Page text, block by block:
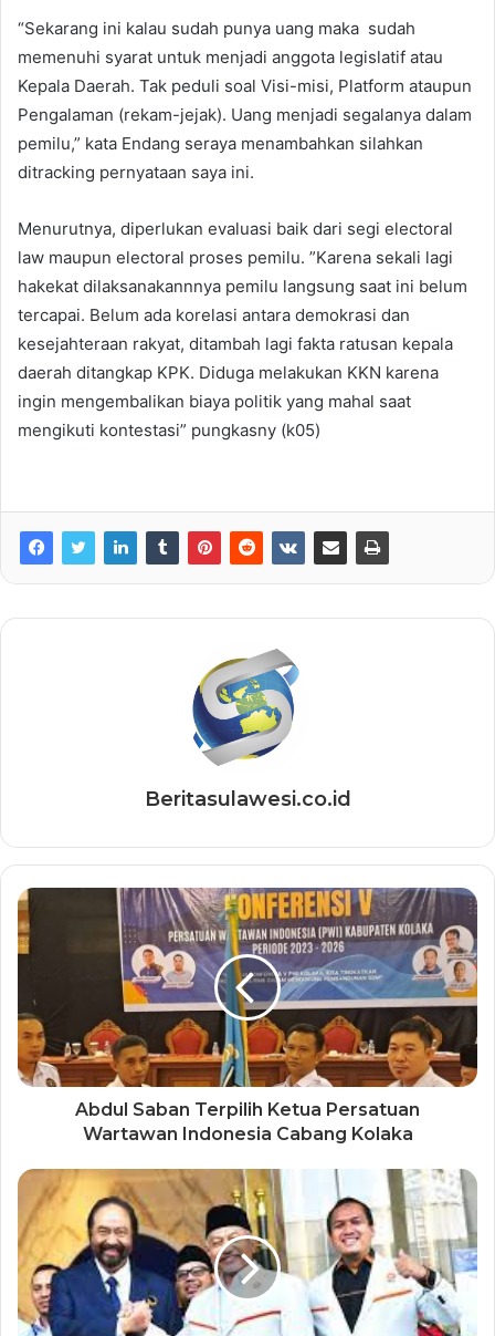
“Sekarang ini kalau sudah punya uang maka sudah
memenuhi syarat untuk menjadi anggota legislatif atau
Kepala Daerah. Tak peduli soal Visi-misi, Platform ataupun
Pengalaman (rekam-jejak). Uang menjadi segalanya dalam
pemilu,” kata Endang seraya menambahkan silahkan
ditracking pernyataan saya ini.
Menurutnya, diperlukan evaluasi baik dari segi electoral
law maupun electoral proses pemilu. ”Karena sekali lagi
hakekat dilaksanakannnya pemilu langsung saat ini belum
tercapai. Belum ada korelasi antara demokrasi dan
kesejahteraan rakyat, ditambah lagi fakta ratusan kepala
daerah ditangkap KPK. Diduga melakukan KKN karena
ingin mengembalikan biaya politik yang mahal saat
mengikuti kontestasi” pungkasny (k05)
Beritasulawesi.co.id
Abdul Saban Terpilih Ketua Persatuan
Wartawan Indonesia Cabang Kolaka